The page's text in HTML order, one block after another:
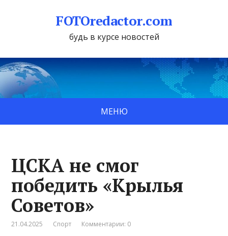
FOTOredactor.com
будь в курсе новостей
МЕНЮ
ЦСКА не смог
победить «Крылья
Советов»
21.04.2025 Спорт Комментарии: 0